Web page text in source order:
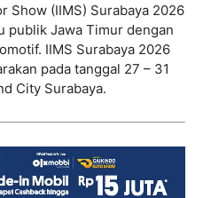
Show (IIMS) Surabaya 2026
publik Jawa Timur dengan
IIMS Surabaya 2026
pada tanggal 27 – 31
City Surabaya.